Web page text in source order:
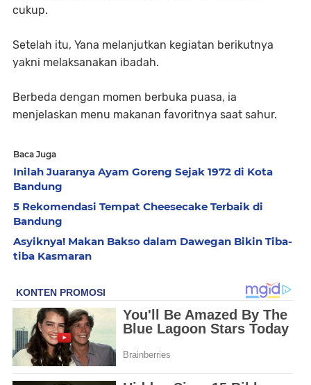
cukup.
Setelah itu, Yana melanjutkan kegiatan berikutnya
yakni melaksanakan ibadah.
Berbeda dengan momen berbuka puasa, ia
menjelaskan menu makanan favoritnya saat sahur.
Baca Juga
Inilah Juaranya Ayam Goreng Sejak 1972 di Kota
Bandung
5 Rekomendasi Tempat Cheesecake Terbaik di
Bandung
Asyiknya! Makan Bakso dalam Dawegan Bikin Tiba-
tiba Kasmaran